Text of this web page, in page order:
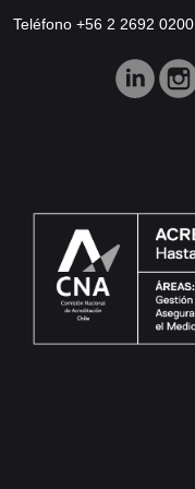
Teléfono +56 2 2692 0200